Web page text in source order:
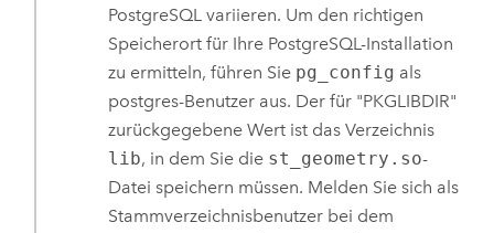
PostgreSQL variieren. Um den richtigen
Speicherort für Ihre PostgreSQL-Installation
zu ermitteln, führen Sie pg_config als
postgres-Benutzer aus. Der für "PKGLIBDIR"
zurückgegebene Wert ist das Verzeichnis
lib, in dem Sie die st_geometry.so-
Datei speichern müssen. Melden Sie sich als
Stammverzeichnisbenutzer bei dem